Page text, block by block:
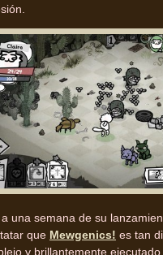
a una semana de su
que Mewgenics! es tan
y brillantemente ejecutado